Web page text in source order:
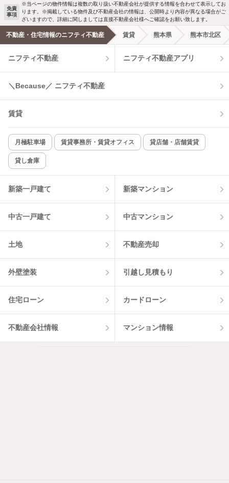
免責
事項
※当ページの物件情報は複数の取り扱い不動産会社が提供する情報を合わせて表示してお
ります。※掲載している物件及び不動産会社の情報は、公開時より内容が異なる場合がご
ざいますので、詳細に関しましては直接不動産会社様へご確認をお願い致します。
不動産・住宅情報のニフティ不動産 賃貸 熊本県 熊本市北区
ニフティ不動産 ニフティ不動産アプリ
＼Because／ ニフティ不動産
賃貸
月極駐車場 賃貸事務所・賃貸オフィス 貸店舗・店舗賃貸
貸し倉庫
新築一戸建て 新築マンション
中古一戸建て 中古マンション
土地 不動産売却
外壁塗装 引越し見積もり
住宅ローン カードローン
不動産会社情報 マンション情報